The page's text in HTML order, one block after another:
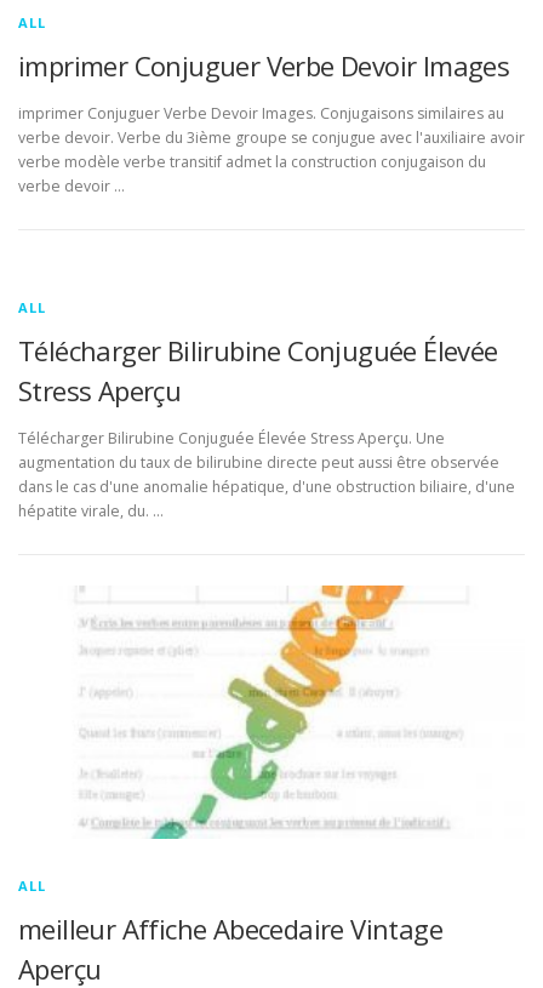
ALL
imprimer Conjuguer Verbe Devoir Images
imprimer Conjuguer Verbe Devoir Images. Conjugaisons similaires au
verbe devoir. Verbe du 3ième groupe se conjugue avec l'auxiliaire avoir
verbe modèle verbe transitif admet la construction conjugaison du
verbe devoir …
ALL
Télécharger Bilirubine Conjuguée Élevée
Stress Aperçu
Télécharger Bilirubine Conjuguée Élevée Stress Aperçu. Une
augmentation du taux de bilirubine directe peut aussi être observée
dans le cas d'une anomalie hépatique, d'une obstruction biliaire, d'une
hépatite virale, du. …
ALL
meilleur Affiche Abecedaire Vintage
Aperçu